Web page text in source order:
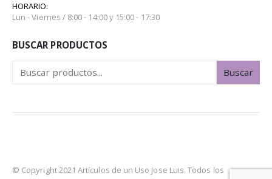
HORARIO:
Lun - Viernes / 8:00 - 14:00 y 15:00 - 17:30
BUSCAR PRODUCTOS
Buscar
© Copyright 2021 Artículos de un Uso Jose Luis. Todos los